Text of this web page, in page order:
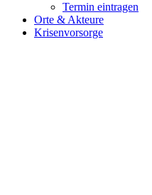
Termin eintragen
Orte & Akteure
Krisenvorsorge